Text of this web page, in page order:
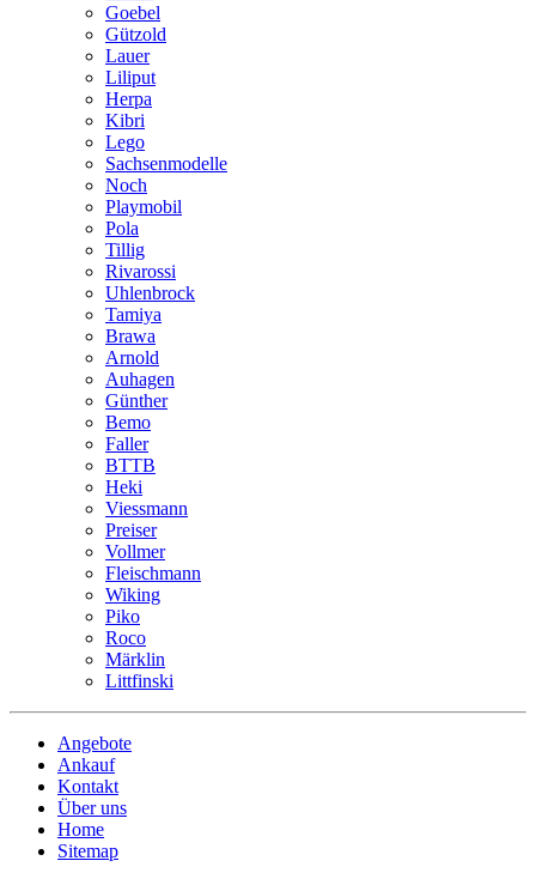
Goebel
Gützold
Lauer
Liliput
Herpa
Kibri
Lego
Sachsenmodelle
Noch
Playmobil
Pola
Tillig
Rivarossi
Uhlenbrock
Tamiya
Brawa
Arnold
Auhagen
Günther
Bemo
Faller
BTTB
Heki
Viessmann
Preiser
Vollmer
Fleischmann
Wiking
Piko
Roco
Märklin
Littfinski
Angebote
Ankauf
Kontakt
Über uns
Home
Sitemap